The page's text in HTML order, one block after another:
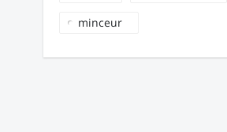
minceur